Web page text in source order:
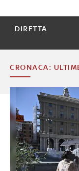
DIRETTA
CRONACA: